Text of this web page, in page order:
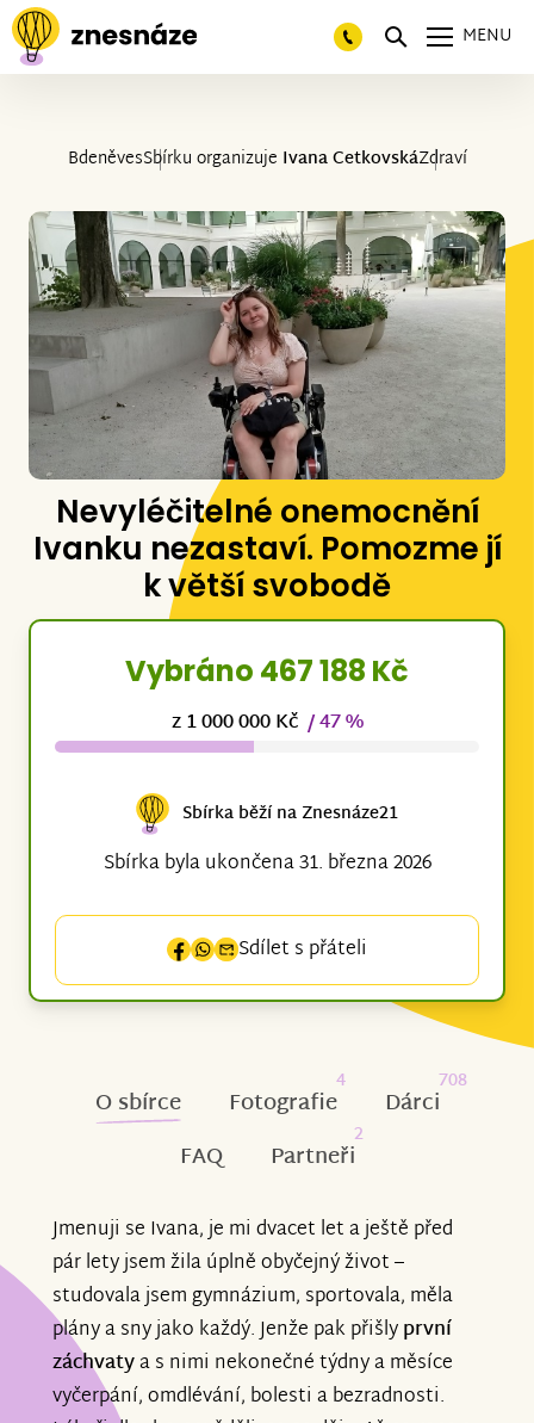
MENU
BdeněvesSbírku organizuje Ivana CetkovskáZdraví
Nevyléčitelné onemocnění
Ivanku nezastaví. Pomozme jí
k větší svobodě
Vybráno 467 188 Kč
z 1 000 000 Kč / 47 %
Sbírka běží na Znesnáze21
Sbírka byla ukončena 31. března 2026
Sdílet s přáteli
O sbírce Fotografie
4
Dárci
708
FAQ Partneři
2
Jmenuji se Ivana, je mi dvacet let a ještě před
pár lety jsem žila úplně obyčejný život –
studovala jsem gymnázium, sportovala, měla
plány a sny jako každý. Jenže pak přišlyprvní
záchvatya s nimi nekonečné týdny a měsíce
vyčerpání, omdlévání, bolesti a bezradnosti.